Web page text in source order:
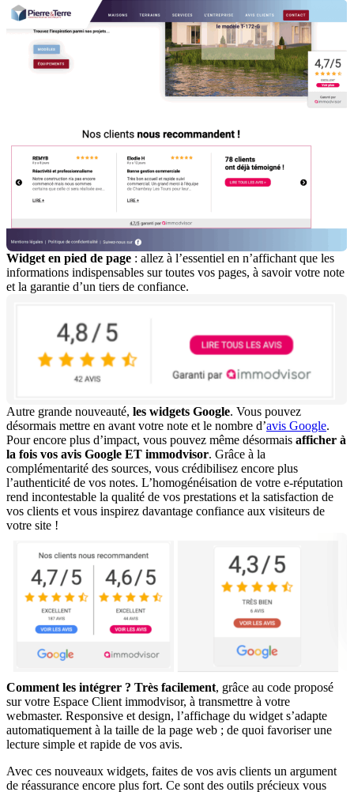
Widget en pied de page : allez à l’essentiel en n’affichant que les
informations indispensables sur toutes vos pages, à savoir votre note
et la garantie d’un tiers de confiance.
Autre grande nouveauté, les widgets Google. Vous pouvez
désormais mettre en avant votre note et le nombre d’avis Google.
Pour encore plus d’impact, vous pouvez même désormais afficher à
la fois vos avis Google ET immodvisor. Grâce à la
complémentarité des sources, vous crédibilisez encore plus
l’authenticité de vos notes. L’homogénéisation de votre e-réputation
rend incontestable la qualité de vos prestations et la satisfaction de
vos clients et vous inspirez davantage confiance aux visiteurs de
votre site !
Comment les intégrer ? Très facilement, grâce au code proposé
sur votre Espace Client immodvisor, à transmettre à votre
webmaster. Responsive et design, l’affichage du widget s’adapte
automatiquement à la taille de la page web ; de quoi favoriser une
lecture simple et rapide de vos avis.
Avec ces nouveaux widgets, faites de vos avis clients un argument
de réassurance encore plus fort. Ce sont des outils précieux vous